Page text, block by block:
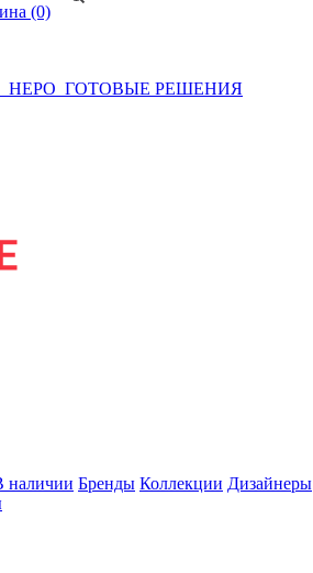
(0)
НЕРО ГОТОВЫЕ РЕШЕНИЯ
наличии Бренды Коллекции Дизайнеры